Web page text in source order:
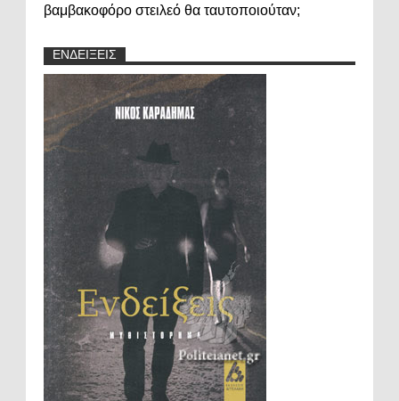
βαμβακοφόρο στειλεό θα ταυτοποιούταν;
ΕΝΔΕΙΞΕΙΣ